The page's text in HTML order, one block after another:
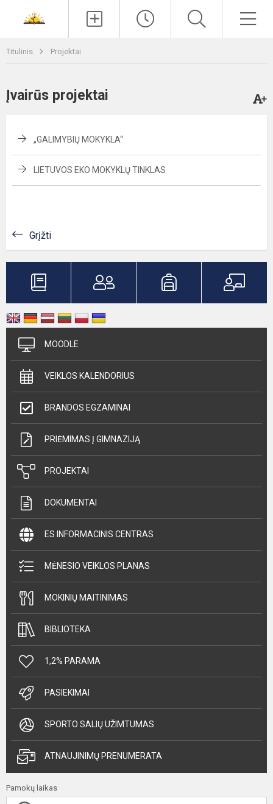
Titulinis Projektai
Įvairūs projektai
„GALIMYBIŲ MOKYKLA“
LIETUVOS EKO MOKYKLŲ TINKLAS
Grįžti
MOODLE
VEIKLOS KALENDORIUS
BRANDOS EGZAMINAI
PRIĖMIMAS Į GIMNAZIJĄ
PROJEKTAI
DOKUMENTAI
ES INFORMACINIS CENTRAS
MĖNESIO VEIKLOS PLANAS
MOKINIŲ MAITINIMAS
BIBLIOTEKA
1,2% PARAMA
PASIEKIMAI
SPORTO SALIŲ UŽIMTUMAS
ATNAUJINIMŲ PRENUMERATA
Pamokų laikas